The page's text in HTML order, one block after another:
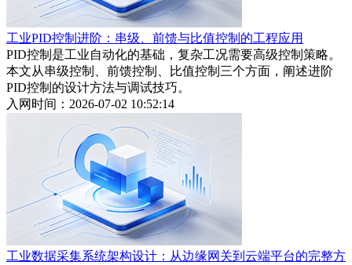
工业PID控制进阶：串级、前馈与比值控制的工程应用
PID控制是工业自动化的基础，复杂工况需要高级控制策略。
本文从串级控制、前馈控制、比值控制三个方面，阐述进阶
PID控制的设计方法与调试技巧。
入网时间：2026-07-02 10:52:14
工业数据采集系统架构设计：从边缘网关到云端平台的完整方